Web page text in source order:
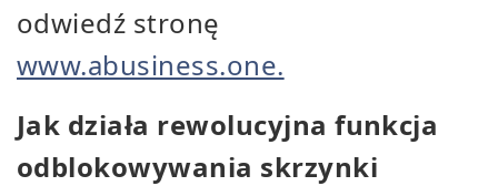
odwiedź stronę
www.abusiness.one.
Jak działa rewolucyjna funkcja
odblokowywania skrzynki